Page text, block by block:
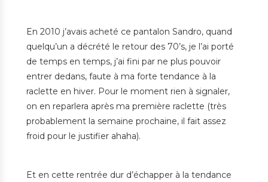
En 2010 j’avais acheté ce pantalon Sandro, quand
quelqu’un a décrété le retour des 70’s, je l’ai porté
de temps en temps, j’ai fini par ne plus pouvoir
entrer dedans, faute à ma forte tendance à la
raclette en hiver. Pour le moment rien à signaler,
on en reparlera après ma première raclette (très
probablement la semaine prochaine, il fait assez
froid pour le justifier ahaha).
Et en cette rentrée dur d’échapper à la tendance